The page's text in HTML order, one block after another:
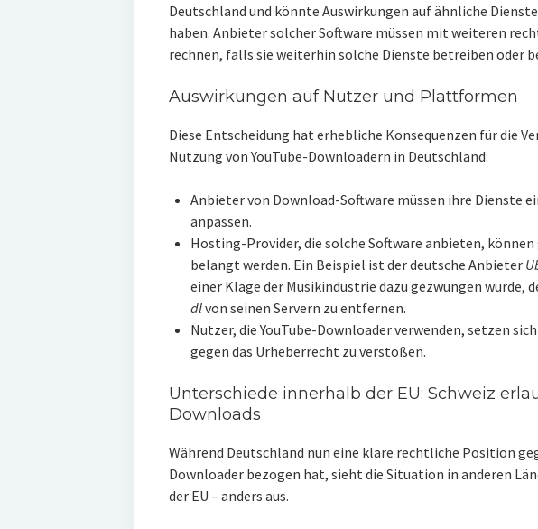
Deutschland und könnte Auswirkungen auf ähnliche
haben. Anbieter solcher Software müssen mit weiteren
rechnen, falls sie weiterhin solche Dienste betreiben oder
Auswirkungen auf Nutzer und Plattformen
Diese Entscheidung hat erhebliche Konsequenzen für die
Nutzung von YouTube-Downloadern in Deutschland:
Anbieter von Download-Software müssen ihre Dienste
anpassen.
Hosting-Provider, die solche Software anbieten,
belangt werden. Ein Beispiel ist der deutsche Anbieter
einer Klage der Musikindustrie dazu gezwungen wurde,
dlvon seinen Servern zu entfernen.
Nutzer, die YouTube-Downloader verwenden, setzen
gegen das Urheberrecht zu verstoßen.
Unterschiede innerhalb der EU: Schweiz
Downloads
Während Deutschland nun eine klare rechtliche Position
Downloader bezogen hat, sieht die Situation in anderen
der EU – anders aus.